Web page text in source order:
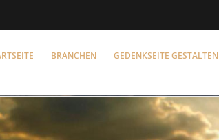
BRANCHEN GEDENKSEITE GESTALTEN